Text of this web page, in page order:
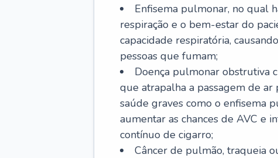
Enfisema pulmonar, no qual
respiração e o bem-estar do
capacidade respiratória,
pessoas que fumam;
Doença pulmonar obstrutiva
que atrapalha a passagem de
saúde graves como o enfisema
aumentar as chances de AVC e
contínuo de cigarro;
Câncer de pulmão, traqueia